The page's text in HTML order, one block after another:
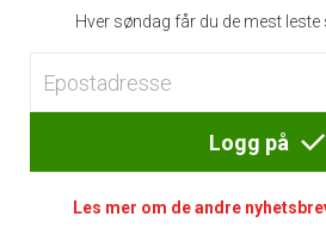
Hver søndag får du de mest
Logg på
Les mer om de andre